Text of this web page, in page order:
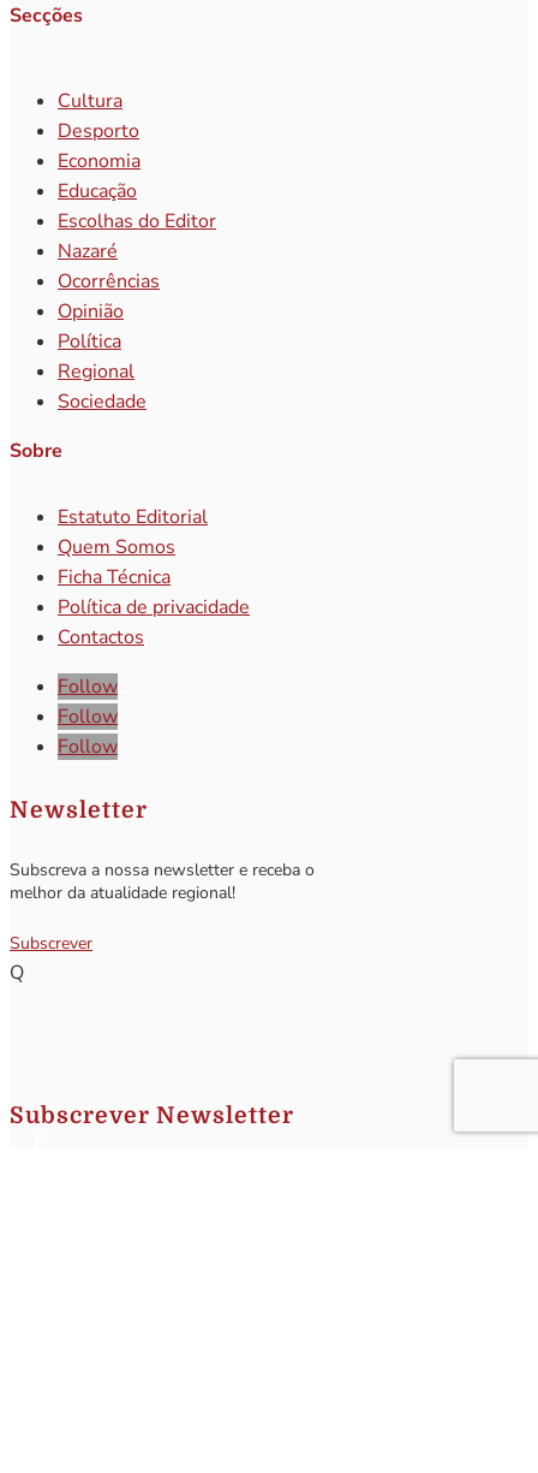
Secções
Cultura
Desporto
Economia
Educação
Escolhas do Editor
Nazaré
Ocorrências
Opinião
Política
Regional
Sociedade
Sobre
Estatuto Editorial
Quem Somos
Ficha Técnica
Política de privacidade
Contactos
Follow
Follow
Follow
Newsletter
Subscreva a nossa newsletter e receba o
melhor da atualidade regional!
Subscrever
Q
Subscrever Newsletter